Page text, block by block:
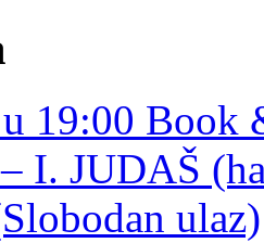
19:00 Book
I. JUDAŠ
ulaz)